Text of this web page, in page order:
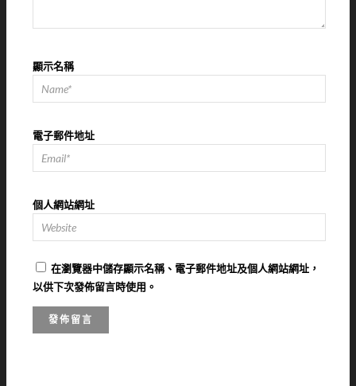
顯示名稱
電子郵件地址
個人網站網址
在瀏覽器中儲存顯示名稱、電子郵件地址及個人網站網址，
以供下次發佈留言時使用。